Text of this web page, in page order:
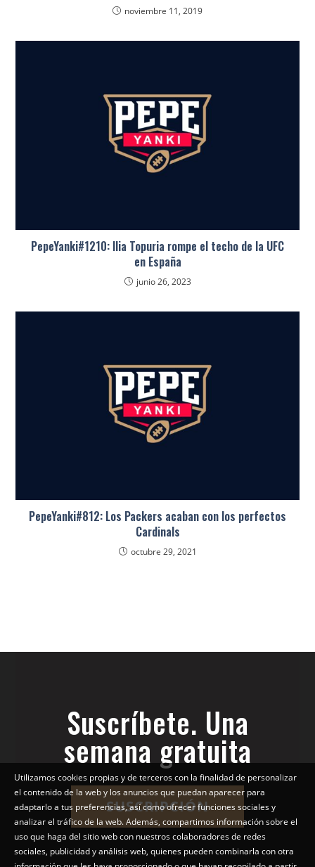
noviembre 11, 2019
PepeYanki#1210: Ilia Topuria rompe el techo de la UFC
en España
junio 26, 2023
PepeYanki#812: Los Packers acaban con los perfectos
Cardinals
octubre 29, 2021
Suscríbete. Una
semana gratuita
SUSCRIPCIÓN
Utilizamos cookies propias y de terceros con la finalidad de personalizar
el contenido de la web y los anuncios que puedan aparecer para
adaptarlo a tus preferencias, así como ofrecer funciones sociales y
analizar el tráfico de la web. Además, compartimos información sobre el
uso que haga del sitio web con nuestros colaboradores de redes
sociales, publicidad y análisis web, quienes pueden combinarla con otra